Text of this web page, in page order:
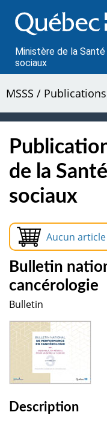
au
contenu
Ministère de la
sociaux
MSSS / Publications
de la
sociaux
Aucun
Bulletin
cancérologie
Bulletin
Description